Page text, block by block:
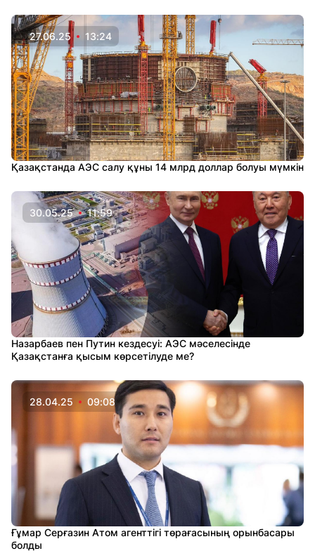
27.06.25 13:24
Қазақстанда АЭС салу құны 14 млрд доллар болуы мүмкін
30.05.25 11:59
Назарбаев пен Путин кездесуі: АЭС мәселесінде
Қазақстанға қысым көрсетілуде ме?
28.04.25 09:08
Ғұмар Серғазин Атом агенттігі төрағасының орынбасары
болды